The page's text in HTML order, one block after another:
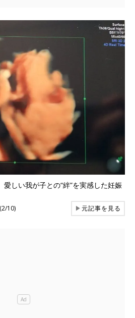
しい我が子との“絆”を実感した妊娠
10) ▶元記事を見る